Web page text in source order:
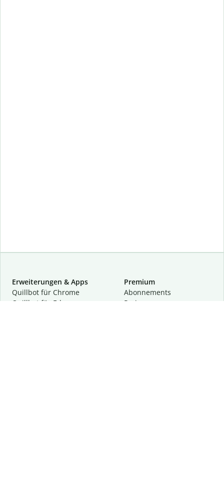
Erweiterungen & Apps
Quillbot für Chrome
Quillbot für Edge
Premium
Abon­ne­ments
Preise